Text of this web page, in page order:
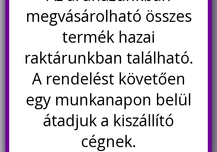
Értesítésetek ha
újra elérhető
megvásárolható összes
termék hazai
raktárunkban található.
A rendelést követően
egy munkanapon belül
átadjuk a kiszállító
cégnek.